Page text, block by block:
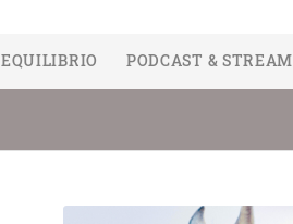
EQUILIBRIO PODCAST & STREAM